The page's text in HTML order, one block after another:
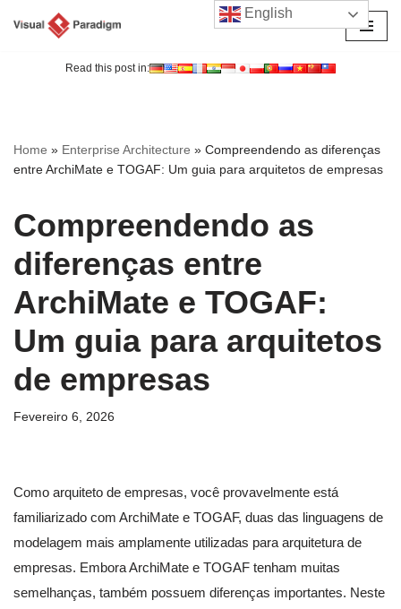
Read this post in:
Home » Enterprise Architecture » Compreendendo as diferenças
entre ArchiMate e TOGAF: Um guia para arquitetos de empresas
Compreendendo as
diferenças entre
ArchiMate e TOGAF:
Um guia para arquitetos
de empresas
Fevereiro 6, 2026
Como arquiteto de empresas, você provavelmente está
familiarizado com ArchiMate e TOGAF, duas das linguagens de
modelagem mais amplamente utilizadas para arquitetura de
empresas. Embora ArchiMate e TOGAF tenham muitas
semelhanças, também possuem diferenças importantes. Neste
English